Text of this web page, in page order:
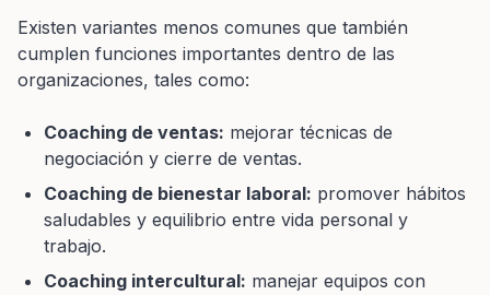
Existen variantes menos comunes que también
cumplen funciones importantes dentro de las
organizaciones, tales como:
Coaching de ventas: mejorar técnicas de
negociación y cierre de ventas.
Coaching de bienestar laboral: promover hábitos
saludables y equilibrio entre vida personal y
trabajo.
Coaching intercultural: manejar equipos con